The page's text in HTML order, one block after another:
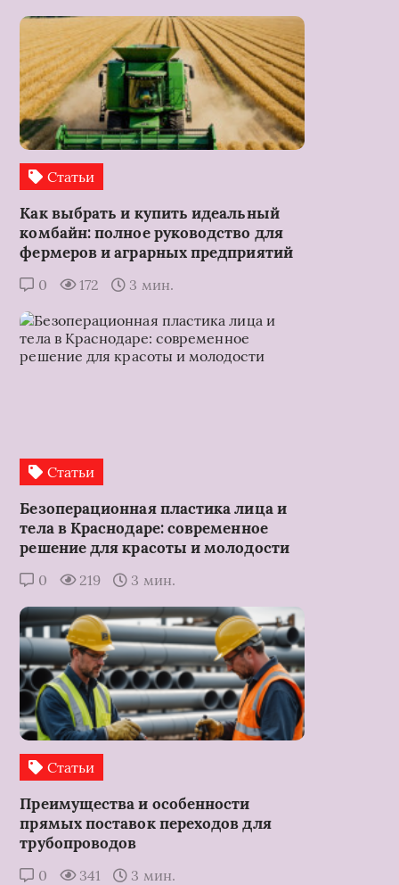
Статьи
Как выбрать и купить идеальный
комбайн: полное руководство для
фермеров и аграрных предприятий
0 172 3 мин.
Статьи
Безоперационная пластика лица и
тела в Краснодаре: современное
решение для красоты и молодости
0 219 3 мин.
Статьи
Преимущества и особенности
прямых поставок переходов для
трубопроводов
0 341 3 мин.